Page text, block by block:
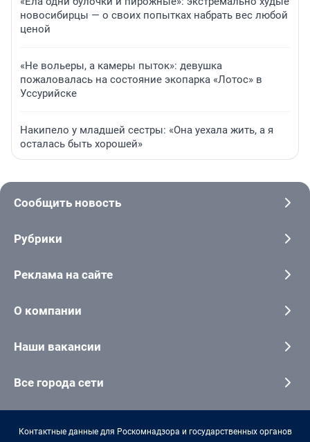
новосибирцы — о своих попытках набрать вес любой
ценой
«Не вольеры, а камеры пыток»: девушка
пожаловалась на состояние экопарка «Лотос» в
Уссурийске
Накипело у младшей сестры: «Она уехала жить, а я
осталась быть хорошей»
Сообщить новость
Рубрики
Реклама на сайте
О компании
Наши вакансии
Все города сети
Контактные данные для Роскомнадзора и государственных органов